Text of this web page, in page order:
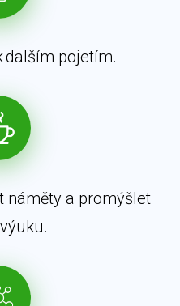
dalším pojetím.
náměty a promýšlet